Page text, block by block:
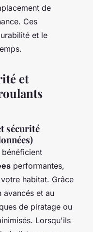
de
Ces
et le
et
sécurité
performantes,
habitat. Grâce
avancés et au
de piratage ou
Lorsqu'ils